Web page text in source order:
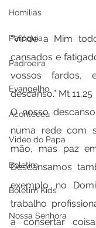
Homilias
Paróquia
Padroeira
Evangelho
Aconteceu
Video do Papa
Boletim
Boletim Kids
Nossa Senhora
“Vinde a Mim
cansados e
vossos fardos,
descanso.” Mt 11,25
O nosso
numa rede com
mão, mas paz
Descansamos
exemplo no
trabalho
a consertar